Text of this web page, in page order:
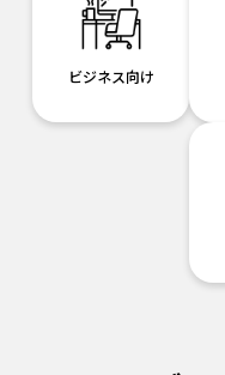
ビジネス向け